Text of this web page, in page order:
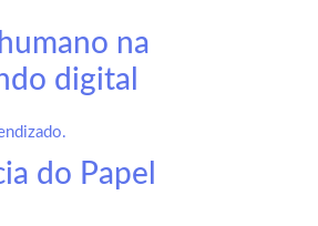
na
digital
do Papel